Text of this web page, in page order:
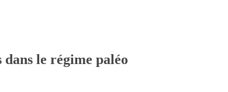
le régime paléo